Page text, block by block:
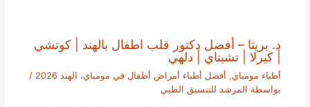
د. بريثا – أفضل دكتور قلب اطفال بالهند | كوتشي
| كيرلا | تشيناي | دلهي
أطباء مومباي, أفضل أطباء أمراض أطفال في مومباي، الهند 2026
/
بواسطة المرشد للتنسيق الطبي